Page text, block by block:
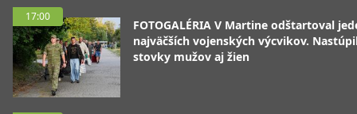
17:00
FOTOGALÉRIA V Martine odštartoval
najväčších vojenských výcvikov.
stovky mužov aj žien